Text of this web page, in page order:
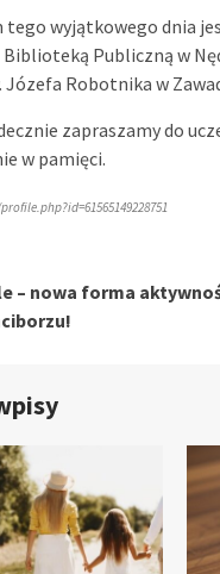
wyjątkowego dnia
Publiczną w
Józefa Robotnika w
zapraszamy do
w pamięci.
– nowa forma